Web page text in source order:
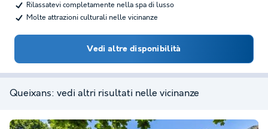
Rilassatevi completamente nella spa di lusso
Molte attrazioni culturali nelle vicinanze
Vedi altre disponibilità
Queixans: vedi altri risultati nelle vicinanze